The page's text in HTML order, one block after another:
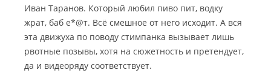
Иван Таранов. Который любил пиво пит, водку
жрат, баб е*@т. Всё смешное от него исходит. А вся
эта движуха по поводу стимпанка вызывает лишь
рвотные позывы, хотя на сюжетность и претендует,
да и видеоряду соответствует.